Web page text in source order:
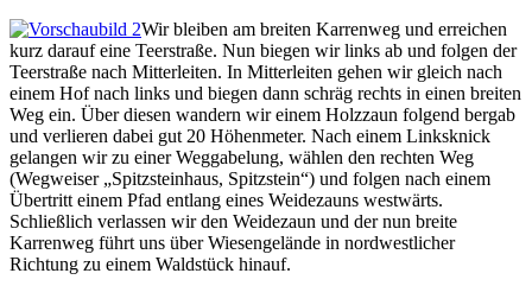
Wir bleiben am breiten Karrenweg und erreichen
kurz darauf eine Teerstraße. Nun biegen wir links ab und folgen der
Teerstraße nach Mitterleiten. In Mitterleiten gehen wir gleich nach
einem Hof nach links und biegen dann schräg rechts in einen breiten
Weg ein. Über diesen wandern wir einem Holzzaun folgend bergab
und verlieren dabei gut 20 Höhenmeter. Nach einem Linksknick
gelangen wir zu einer Weggabelung, wählen den rechten Weg
(Wegweiser „Spitzsteinhaus, Spitzstein“) und folgen nach einem
Übertritt einem Pfad entlang eines Weidezauns westwärts.
Schließlich verlassen wir den Weidezaun und der nun breite
Karrenweg führt uns über Wiesengelände in nordwestlicher
Richtung zu einem Waldstück hinauf.